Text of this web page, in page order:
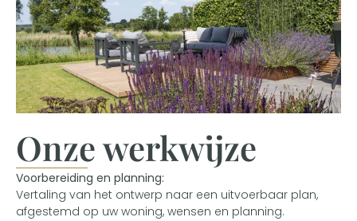
Onze werkwijze
Voorbereiding en planning:
Vertaling van het ontwerp naar een uitvoerbaar plan,
afgestemd op uw woning, wensen en planning.